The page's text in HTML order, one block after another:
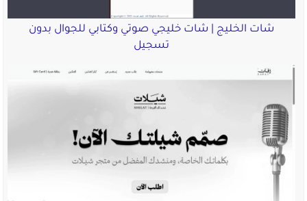
شات الخليج | شات خليجي صوتي وكتابي للجوال بدون
تسجيل